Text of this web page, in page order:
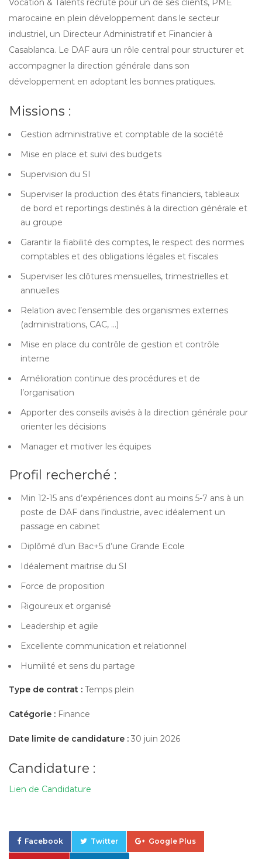
Vocation & Talents recrute pour un de ses clients, PME
marocaine en plein développement dans le secteur
industriel, un Directeur Administratif et Financier à
Casablanca. Le DAF aura un rôle central pour structurer et
accompagner la direction générale dans son
développement en adoptant les bonnes pratiques.
Missions :
Gestion administrative et comptable de la société
Mise en place et suivi des budgets
Supervision du SI
Superviser la production des états financiers, tableaux
de bord et reportings destinés à la direction générale et
au groupe
Garantir la fiabilité des comptes, le respect des normes
comptables et des obligations légales et fiscales
Superviser les clôtures mensuelles, trimestrielles et
annuelles
Relation avec l’ensemble des organismes externes
(administrations, CAC, …)
Mise en place du contrôle de gestion et contrôle
interne
Amélioration continue des procédures et de
l’organisation
Apporter des conseils avisés à la direction générale pour
orienter les décisions
Manager et motiver les équipes
Profil recherché :
Min 12-15 ans d’expériences dont au moins 5-7 ans à un
poste de DAF dans l’industrie, avec idéalement un
passage en cabinet
Diplômé d’un Bac+5 d’une Grande Ecole
Idéalement maitrise du SI
Force de proposition
Rigoureux et organisé
Leadership et agile
Excellente communication et relationnel
Humilité et sens du partage
Type de contrat : Temps plein
Catégorie : Finance
Date limite de candidature : 30 juin 2026
Candidature :
Lien de Candidature
Facebook Twitter Google Plus